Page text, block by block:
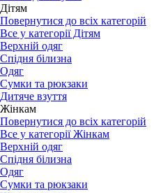
Дітям
Повернутися до всіх категорій
Все у категорії Дітям
Верхній одяг
Спідня білизна
Одяг
Сумки та рюкзаки
Дитяче взуття
Жінкам
Повернутися до всіх категорій
Все у категорії Жінкам
Верхній одяг
Спідня білизна
Одяг
Сумки та рюкзаки